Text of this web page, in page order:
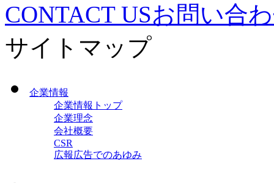
CONTACT USお問い合
サイトマップ
企業情報
企業情報トップ
企業理念
会社概要
CSR
広報広告でのあゆみ